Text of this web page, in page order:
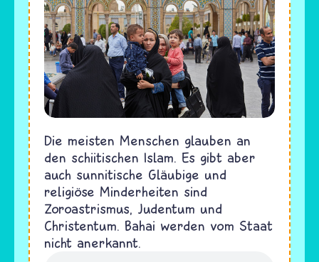
Die meisten Menschen glauben an
den schiitischen Islam. Es gibt aber
auch sunnitische Gläubige und
religiöse Minderheiten sind
Zoroastrismus, Judentum und
Christentum. Bahai werden vom Staat
nicht anerkannt.